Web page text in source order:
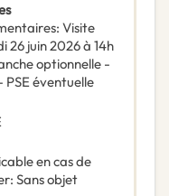
: Visite
26 juin 2026 à 14h
optionnelle -
éventuelle
en cas de
: Sans objet